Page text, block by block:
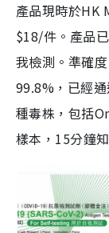
產品現時於HK
$18/件。產品
我檢測。準確
99.8%，已經
種毒株，包括
樣本，15分鐘